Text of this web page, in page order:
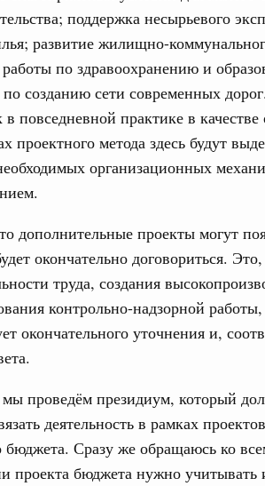
поддержка несырьевого
развитие жилищно-
по здравоохранению и
созданию сети современных
повседневной практике в
проектного метода здесь будут
организационных
дополнительные проекты могут
окончательно договориться.
труда, создания
контрольно-надзорной
окончательного уточнения и,
проведём президиум, который
деятельность в рамках
бюджета. Сразу же обращаюсь ко
проекта бюджета нужно учитывать
мая, четверг
№18)
мая, четверг
№17)
мая, четверг
№16)
6 мая, среда
№15)
бюджетные ассигнования.